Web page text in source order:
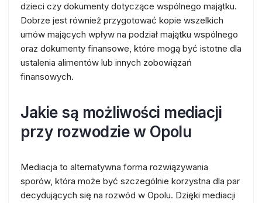
dzieci czy dokumenty dotyczące wspólnego majątku.
Dobrze jest również przygotować kopie wszelkich
umów mających wpływ na podział majątku wspólnego
oraz dokumenty finansowe, które mogą być istotne dla
ustalenia alimentów lub innych zobowiązań
finansowych.
Jakie są możliwości mediacji
przy rozwodzie w Opolu
Mediacja to alternatywna forma rozwiązywania
sporów, która może być szczególnie korzystna dla par
decydujących się na rozwód w Opolu. Dzięki mediacji